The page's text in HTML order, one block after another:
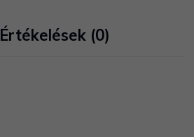
Értékelések (0)